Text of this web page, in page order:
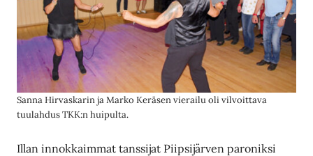
Sanna Hirvaskarin ja Marko Keräsen vierailu oli vilvoittava
tuulahdus TKK:n huipulta.
Illan innokkaimmat tanssijat Piipsijärven paroniksi